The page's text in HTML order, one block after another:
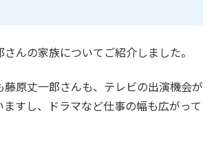
んの家族についてご紹介しました。
藤原丈一郎さんも、テレビの出演機会が
ますし、ドラマなど仕事の幅も広がって